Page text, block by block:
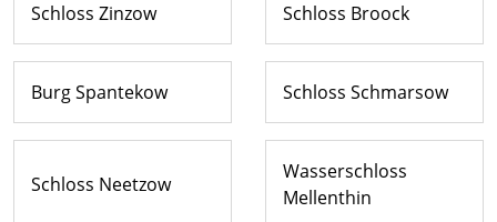
Schloss Zinzow Schloss Broock
Burg Spantekow Schloss Schmarsow
Schloss Neetzow
Wasserschloss
Mellenthin